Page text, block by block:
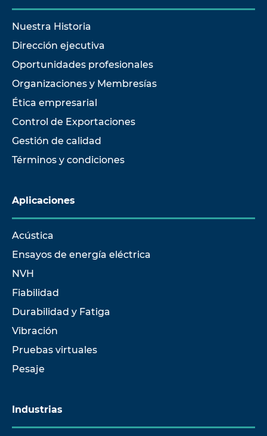
Nuestra Historia
Dirección ejecutiva
Oportunidades profesionales
Organizaciones y Membresías
Ética empresarial
Control de Exportaciones
Gestión de calidad
Términos y condiciones
Aplicaciones
Acústica
Ensayos de energía eléctrica
NVH
Fiabilidad
Durabilidad y Fatiga
Vibración
Pruebas virtuales
Pesaje
Industrias